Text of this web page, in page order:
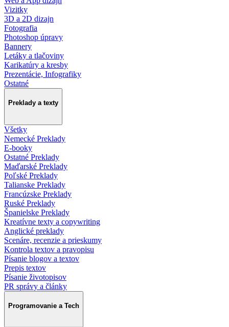
Vizitky
3D a 2D dizajn
Fotografia
Photoshop úpravy
Bannery
Letáky a tlačoviny
Karikatúry a kresby
Prezentácie, Infografiky
Ostatné
Preklady a texty
Všetky
Nemecké Preklady
E-booky
Ostatné Preklady
Maďarské Preklady
Poľské Preklady
Talianske Preklady
Francúzske Preklady
Ruské Preklady
Španielske Preklady
Kreatívne texty a copywriting
Anglické preklady
Scenáre, recenzie a prieskumy
Kontrola textov a pravopisu
Písanie blogov a textov
Prepis textov
Písanie životopisov
PR správy a články
Programovanie a Tech